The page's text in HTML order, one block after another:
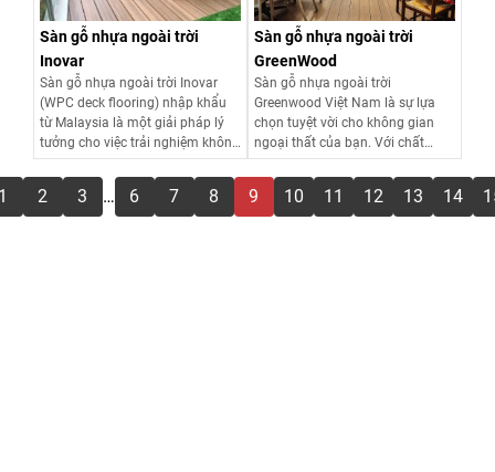
Sàn gỗ nhựa ngoài trời
Inovar
Sàn gỗ nhựa ngoài trời Inovar
(WPC deck flooring) nhập khẩu
từ Malaysia là một giải pháp lý
tưởng cho việc trải nghiệm không
gian ngoài trời đẹp và bền vững.
Xem chi tiết
Sàn gỗ nhựa ngoài trời
GreenWood
Sàn gỗ nhựa ngoài trời
Greenwood Việt Nam là sự lựa
chọn tuyệt vời cho không gian
ngoại thất của bạn. Với chất
lượng cao và độ bền vượt trội
Greenwood đáp ứng tất cả các
yêu cầu về môi trường ngoài trời.
Xem chi tiết
2 3 … 6 7 8 9 10 11 12 13 14